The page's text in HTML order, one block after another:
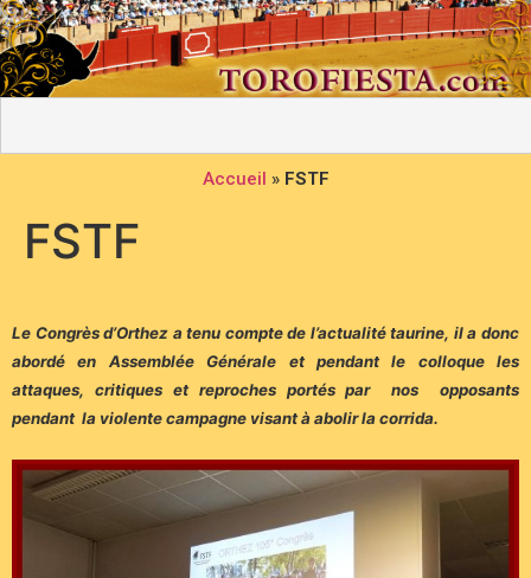
Accueil » FSTF
FSTF
Le Congrès d’Orthez a tenu compte de l’actualité taurine, il a donc
abordé en Assemblée Générale et pendant le colloque les
attaques, critiques et reproches portés par nos opposants
pendant la violente campagne visant à abolir la corrida.